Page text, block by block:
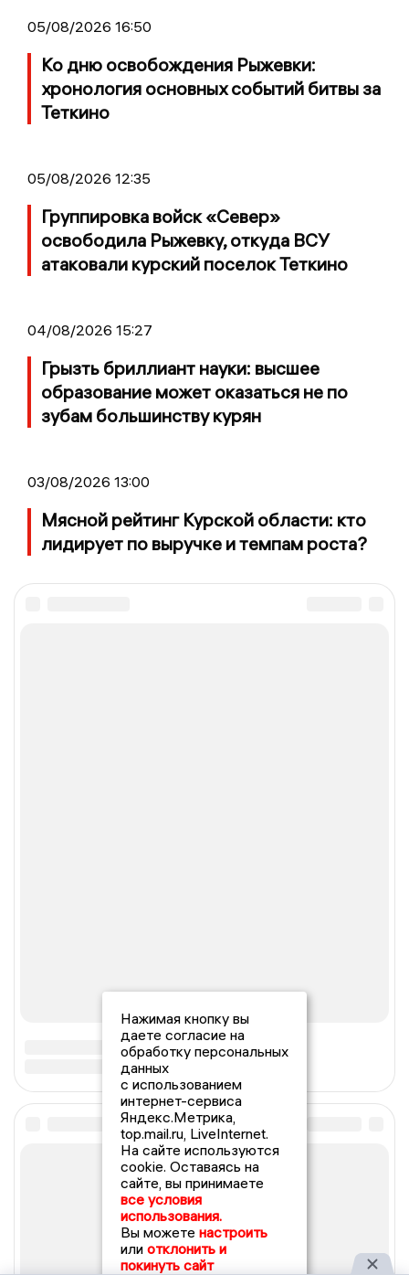
05/08/2026 16:50
Ко дню освобождения Рыжевки:
хронология основных событий битвы за
Теткино
05/08/2026 12:35
Группировка войск «Север»
освободила Рыжевку, откуда ВСУ
атаковали курский поселок Теткино
04/08/2026 15:27
Грызть бриллиант науки: высшее
образование может оказаться не по
зубам большинству курян
03/08/2026 13:00
Мясной рейтинг Курской области: кто
лидирует по выручке и темпам роста?
Нажимая кнопку вы
даете согласие на
обработку персональных
данных
с использованием
интернет-сервиса
Яндекс.Метрика,
top.mail.ru, LiveInternet.
На сайте используются
cookie. Оставаясь на
сайте, вы принимаете
все условия
использования.
Вы можете настроить
или отклонить и
покинуть сайт